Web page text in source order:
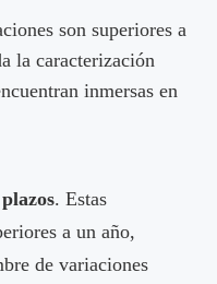
son superiores a
la caracterización
inmersas en
. Estas
a un año,
de variaciones